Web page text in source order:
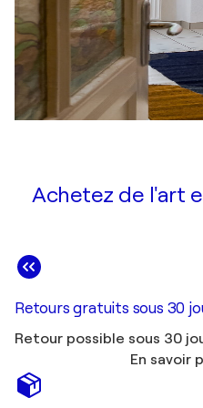
Achetez de l'art
Retours gratuits sous 30
Retour possible sous 30
En savoir